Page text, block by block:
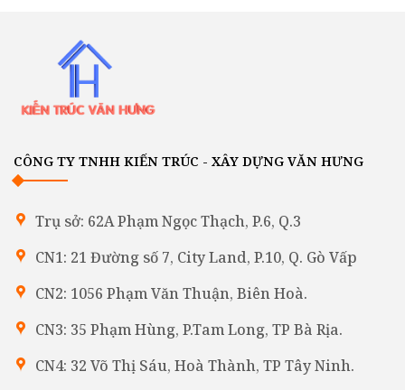
CÔNG TY TNHH KIẾN TRÚC - XÂY DỰNG VĂN HƯNG
Trụ sở: 62A Phạm Ngọc Thạch, P.6, Q.3
CN1: 21 Đường số 7, City Land, P.10, Q. Gò Vấp
CN2: 1056 Phạm Văn Thuận, Biên Hoà.
CN3: 35 Phạm Hùng, P.Tam Long, TP Bà Rịa.
CN4: 32 Võ Thị Sáu, Hoà Thành, TP Tây Ninh.